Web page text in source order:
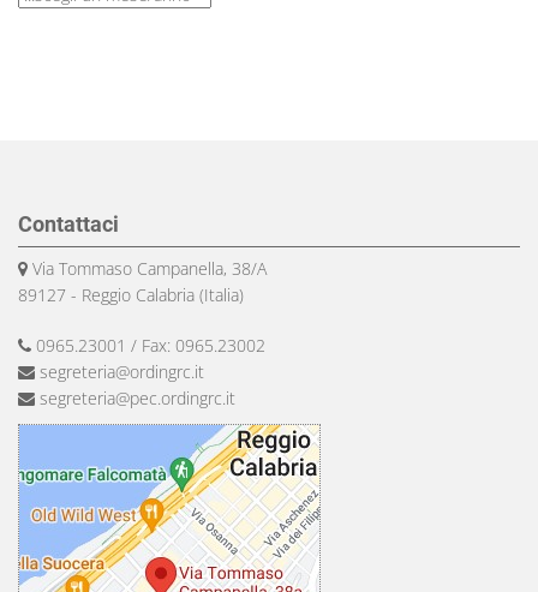
Contattaci
Via Tommaso Campanella, 38/A
89127 - Reggio Calabria (Italia)
0965.23001 / Fax: 0965.23002
segreteria@ordingrc.it
segreteria@pec.ordingrc.it